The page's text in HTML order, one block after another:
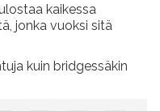
kaikessa
jonka vuoksi sitä
kuin bridgessäkin